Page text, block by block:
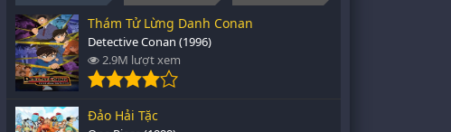
Thám Tử Lừng Danh Conan
Detective Conan (1996)
2.9M lượt xem
Đảo Hải Tặc